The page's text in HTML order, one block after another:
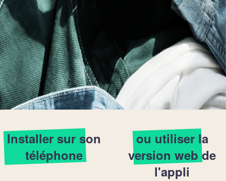
Installer sur son
téléphone
ou utiliser la
version web de
l'appli